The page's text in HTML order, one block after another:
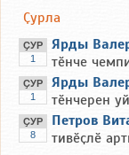
Ҫурла
ҪУР
1
Ярды
тӗнче
ҪУР
1
Ярды
тӗнчерен
ҪУР
8
Петров
тивӗҫлӗ